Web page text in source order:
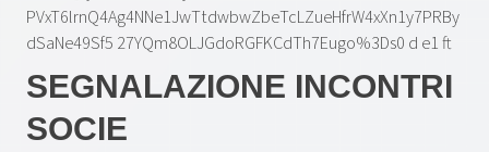
SEGNALAZIONE INCONTRI
SOCIE